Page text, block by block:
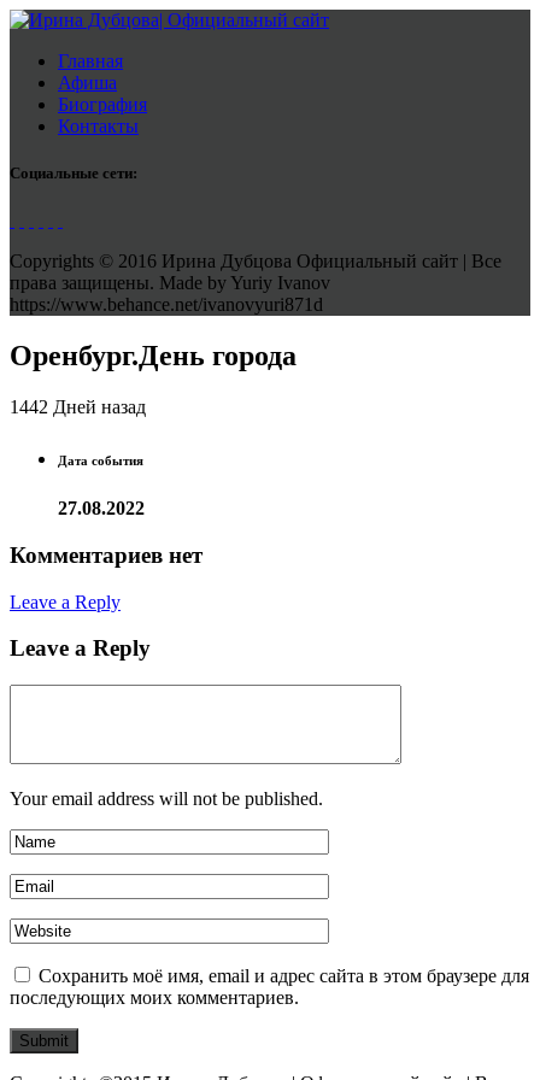
Главная
Афиша
Биография
Контакты
Социальные сети:
Copyrights © 2016 Ирина Дубцова Официальный сайт | Все
права защищены. Made by Yuriy Ivanov
https://www.behance.net/ivanovyuri871d
Оренбург.День города
1442 Дней назад
Дата события
27.08.2022
Комментариев нет
Leave a Reply
Leave a Reply
Your email address will not be published.
Сохранить моё имя, email и адрес сайта в этом браузере для
последующих моих комментариев.